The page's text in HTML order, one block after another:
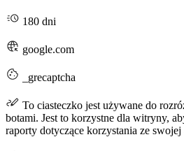
180 dni
google.com
_grecaptcha
To ciasteczko jest używane do
botami. Jest to korzystne dla witryny,
raporty dotyczące korzystania ze